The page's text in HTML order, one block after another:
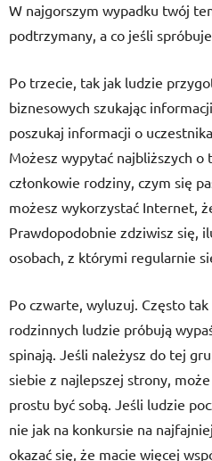
W najgorszym wypadku twój
podtrzymany, a co jeśli
Po trzecie, tak jak ludzie
biznesowych szukając
poszukaj informacji o
Możesz wypytać najbliższych o
członkowie rodziny, czym się
możesz wykorzystać Internet,
Prawdopodobnie zdziwisz się,
osobach, z którymi regularnie
Po czwarte, wyluzuj. Często
rodzinnych ludzie próbują
spinają. Jeśli należysz do tej
siebie z najlepszej strony,
prostu być sobą. Jeśli ludzie
nie jak na konkursie na
okazać się, że macie więcej